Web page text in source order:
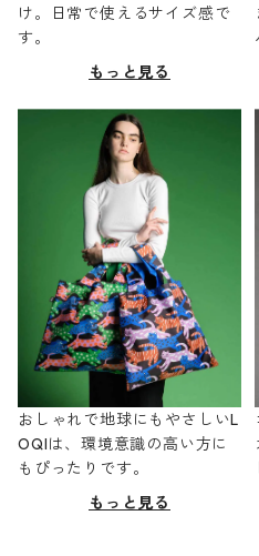
け。日常で使えるサイズ感で
す。
もっと見る
おしゃれで地球にもやさしいL
OQIは、環境意識の高い方に
もぴったりです。
もっと見る